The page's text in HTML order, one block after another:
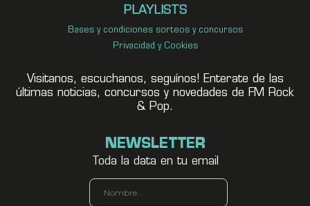
PLAYLISTS
Bases y condiciones sorteos y concursos
Privacidad y Cookies
Visitanos, escuchanos, seguínos! Enterate de las
últimas noticias, concursos y novedades de FM Rock
& Pop.
NEWSLETTER
Toda la data en tu email